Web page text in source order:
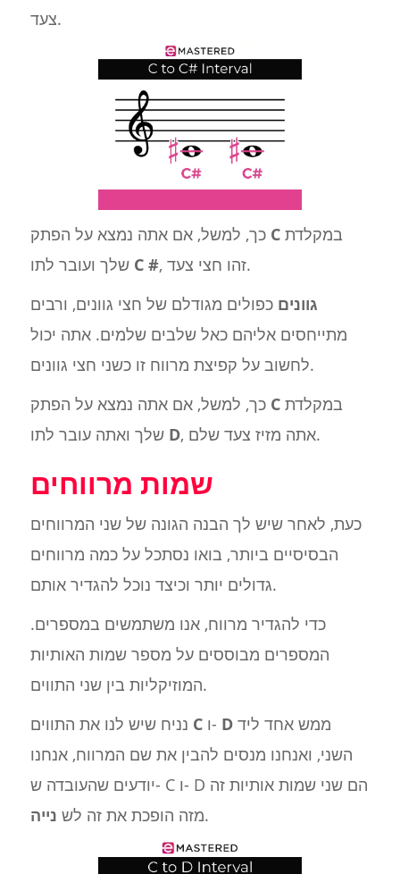
צעד.
כך, למשל, אם אתה נמצא על הפתק Cבמקלדת
שלך ועובר לתו C #
, זהו חצי צעד.
גוונים כפולים מגודלם של חצי גוונים, ורבים
מתייחסים אליהם כאל שלבים שלמים. אתה יכול
לחשוב על קפיצת מרווח זו כשני חצי גוונים.
כך, למשל, אם אתה נמצא על הפתק Cבמקלדת
שלך ואתה עובר לתו D , אתה מזיז צעד שלם.
שמות מרווחים
כעת, לאחר שיש לך הבנה הגונה של שני המרווחים
הבסיסיים ביותר, בואו נסתכל על כמה מרווחים
גדולים יותר וכיצד נוכל להגדיר אותם.
כדי להגדיר מרווח, אנו משתמשים במספרים.
המספרים מבוססים על מספר שמות האותיות
המוזיקליות בין שני התווים.
C ו- Dממש אחד ליד
השני, ואנחנו מנסים להבין את שם המרווח, אנחנו
יודעים שהעובדה ש- C ו- D הם שני שמות אותיות זה
מזה הופכת את זה לש נייה .